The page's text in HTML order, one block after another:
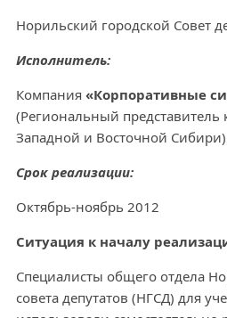
Норильский городской Совет
Исполнитель:
Компания «Корпоративные
(Региональный
Западной и Восточной Сибири)
Срок реализации:
Октябрь-ноябрь 2012
Ситуация к началу
Специалисты общего отдела
совета депутатов (НГСД) для